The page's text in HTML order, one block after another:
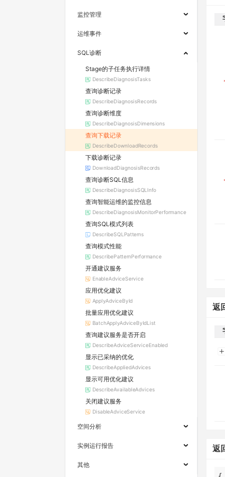
监控管理
运维事件
SQL诊断
Stage的子任务执行详情
DescribeDiagnosisTasks
查询诊断记录
DescribeDiagnosisRecords
查询诊断维度
DescribeDiagnosisDimensions
查询下载记录
DescribeDownloadRecords
下载诊断记录
DownloadDiagnosisRecords
查询诊断SQL信息
DescribeDiagnosisSQLInfo
查询智能运维的监控信息
DescribeDiagnosisMonitorPerformance
查询SQL模式列表
DescribeSQLPatterns
查询模式性能
DescribePatternPerformance
开通建议服务
EnableAdviceService
应用优化建议
ApplyAdviceById
批量应用优化建议
BatchApplyAdviceByIdList
查询建议服务是否开启
DescribeAdviceServiceEnabled
显示已采纳的优化
DescribeAppliedAdvices
显示可用优化建议
DescribeAvailableAdvices
关闭建议服务
DisableAdviceService
空间分析
实例运行报告
其他
返
返